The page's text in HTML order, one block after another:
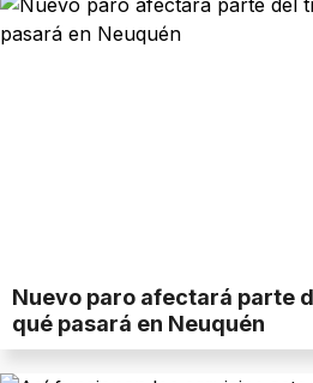
Nuevo paro afectará parte
qué pasará en Neuquén